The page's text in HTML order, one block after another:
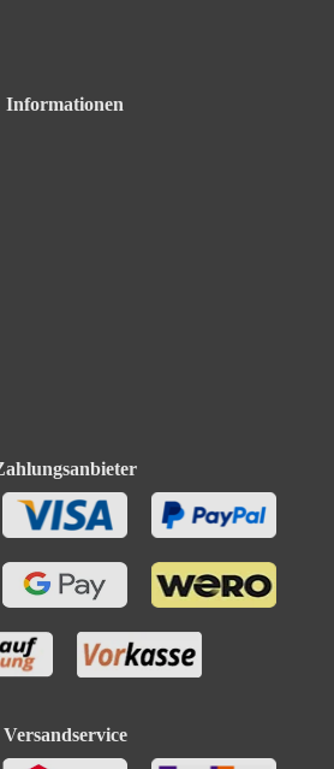
(Kaliummetabisulfit, E
E 414, Hefe-Mannoproteine,
Informationen
Versandservice